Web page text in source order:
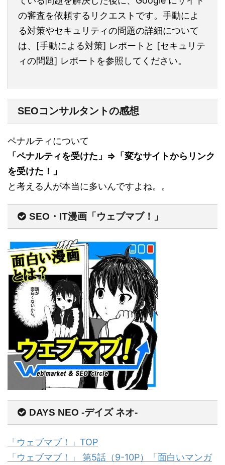
の審査を依頼するリクエストです。手動によ
る対策やセキュリティの問題の詳細について
は、[手動による対策] レポートと [セキュリテ
ィの問題] レポートを参照してください。
SEOコンサルタントの感想
ペナルティについて
「ペナルティを受けた」⇒「変なサイトからリンク
を受けた！」
と考える人が本当に多いんですよね。。
SEO・IT漫画「ウェブマブ！」
DAYS NEO -デイズ ネオ-
「ウェブマブ！」TOP
「ウェブマブ！」 第5話（9-10P）「面白いマンガ